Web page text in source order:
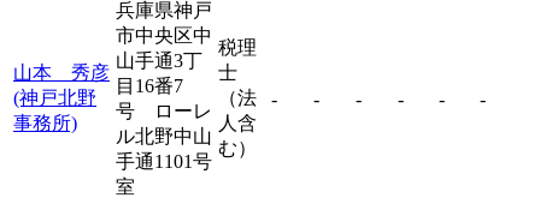
山本 秀彦
(神戸北野
事務所)
兵庫県神戸
市中央区中
山手通3丁
目16番7
号 ローレ
ル北野中山
手通1101号
室
税理
士
（法
人含
む）
- - - - - -